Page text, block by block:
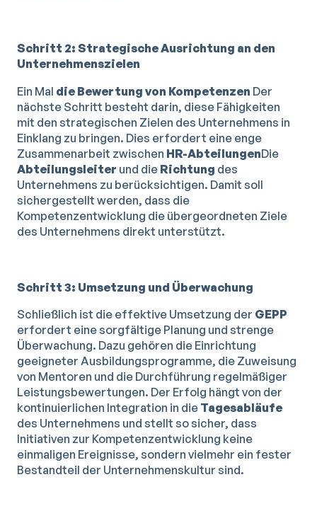
Schritt 2: Strategische Ausrichtung an den
Unternehmenszielen
Ein Mal die Bewertung von Kompetenzen Der
nächste Schritt besteht darin, diese Fähigkeiten
mit den strategischen Zielen des Unternehmens in
Einklang zu bringen. Dies erfordert eine enge
Zusammenarbeit zwischen HR-AbteilungenDie
Abteilungsleiter und die Richtung des
Unternehmens zu berücksichtigen. Damit soll
sichergestellt werden, dass die
Kompetenzentwicklung die übergeordneten Ziele
des Unternehmens direkt unterstützt.
Schritt 3: Umsetzung und Überwachung
Schließlich ist die effektive Umsetzung der GEPP
erfordert eine sorgfältige Planung und strenge
Überwachung. Dazu gehören die Einrichtung
geeigneter Ausbildungsprogramme, die Zuweisung
von Mentoren und die Durchführung regelmäßiger
Leistungsbewertungen. Der Erfolg hängt von der
kontinuierlichen Integration in die Tagesabläufe
des Unternehmens und stellt so sicher, dass
Initiativen zur Kompetenzentwicklung keine
einmaligen Ereignisse, sondern vielmehr ein fester
Bestandteil der Unternehmenskultur sind.